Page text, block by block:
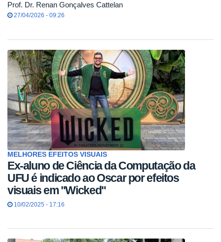
Prof. Dr. Renan Gonçalves Cattelan
27/04/2026 - 09:26
MELHORES EFEITOS VISUAIS
Ex-aluno de Ciência da Computação da
UFU é indicado ao Oscar por efeitos
visuais em "Wicked"
10/02/2025 - 17:16